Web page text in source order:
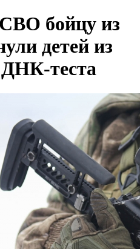
бойцу из
детей из
ДНК-теста